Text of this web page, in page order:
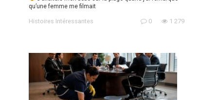
qu’une femme me filmait
Histoires Intéressantes 0 1 279